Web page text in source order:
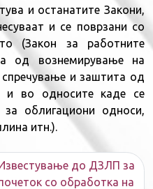
и останатите Закони,
и се поврзани со
(Закон за работните
од вознемирување на
и заштита од
и во односите каде се
за облигациони односи,
итн.).
до ДЗЛП за
со обработка на